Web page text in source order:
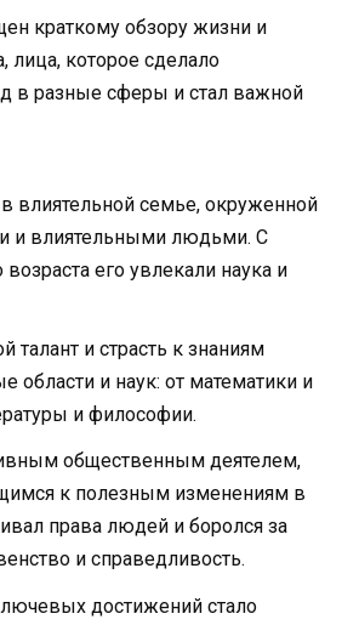
краткому обзору жизни и
лица, которое сделало
в разные сферы и стал важной
влиятельной семье, окруженной
и влиятельными людьми. С
возраста его увлекали наука и
талант и страсть к знаниям
области и наук: от математики и
и философии.
общественным деятелем,
к полезным изменениям в
права людей и боролся за
и справедливость.
достижений стало